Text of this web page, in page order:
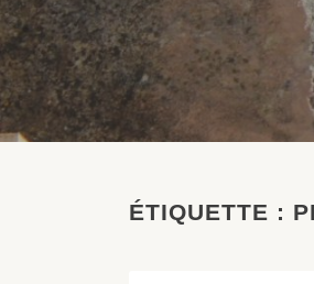
ÉTIQUETTE :